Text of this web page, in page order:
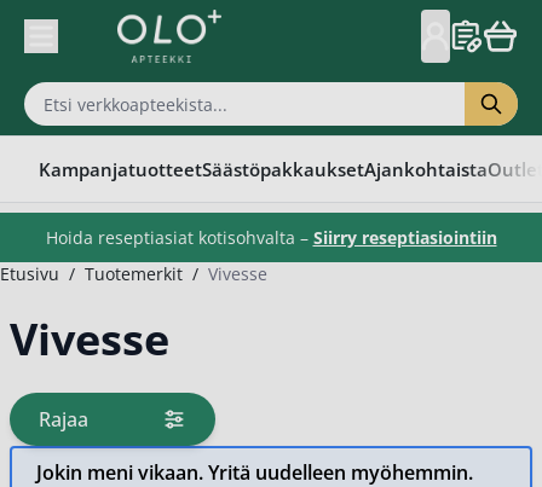
Skip to Content
KampanjatuotteetSäästöpakkauksetAjankohtaista
Hoida reseptiasiat kotisohvalta – Siirry reseptiasiointiin
Etusivu / Tuotemerkit / Vivesse
Vivesse
Rajaa
tuotteita
Jokin meni vikaan. Yritä uudelleen myöhemmin.